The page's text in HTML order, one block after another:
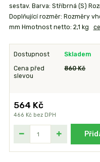
sestav. Barva: Stříbrná (S)
Doplňující rozměr: Rozměry
mm Hmotnost netto: 2,1 kg
Dostupnost Skladem
Cena před
slevou
860 Kč
564 Kč
466 Kč bez DPH